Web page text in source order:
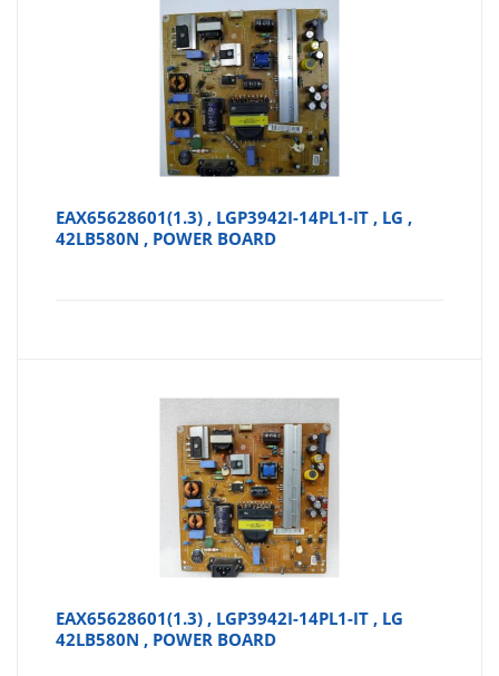
EAX65628601(1.3) , LGP3942I-14PL1-IT , LG ,
42LB580N , POWER BOARD
EAX65628601(1.3) , LGP3942I-14PL1-IT , LG
42LB580N , POWER BOARD